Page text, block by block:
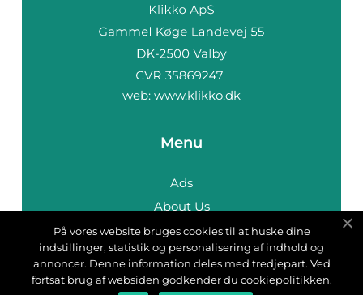
web: www.klikko.dk
Menu
Ads
About Us
Cookies
Contact
Sitemap
På vores website bruges cookies til at huske dine
indstillinger, statistik og personalisering af indhold og
annoncer. Denne information deles med tredjepart. Ved
fortsat brug af websiden godkender du cookiepolitikken.